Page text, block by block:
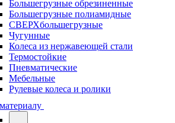
Большегрузные обрезиненные
Большегрузные полиамидные
СВЕРХбольшегрузные
Чугунные
Колеса из нержавеющей стали
Термостойкие
Пневматические
Мебельные
Рулевые колеса и ролики